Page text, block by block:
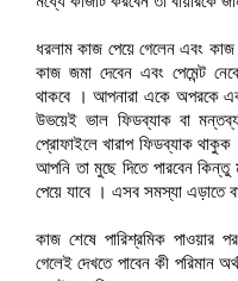
ধরলাম কাজ পেয়ে গেলেন এবং
কাজ জমা দেবেন এবং পেমেন্ট
থাকবে । আপনারা একে অপরকে
উভয়েই ভাল ফিডব্যাক বা
প্রোফাইলে খারাপ ফিডব্যাক থাকুক
আপনি তা মুছে দিতে পারবেন কিন্তু
পেয়ে যাবে । এসব সমস্যা এড়াতে
কাজ শেষে পারিশ্রমিক পাওয়ার
গেলেই দেখতে পাবেন কী পরিমান